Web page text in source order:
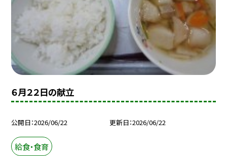
６月２２日の献立
公開日 2026/06/22 更新日 2026/06/22
給食・食育